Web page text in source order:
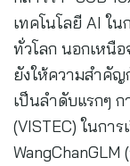
เทคโนโลยี AI ใ
ทั่วโลก นอกเหนือ
ยังให้ความสำคั
เป็นลำดับแรกๆ
(VISTEC) ในกา
WangChanGLM